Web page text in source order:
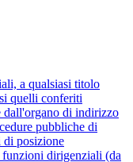
a qualsiasi titolo
quelli conferiti
dall'organo di indirizzo
pubbliche di
di posizione
dirigenziali (da